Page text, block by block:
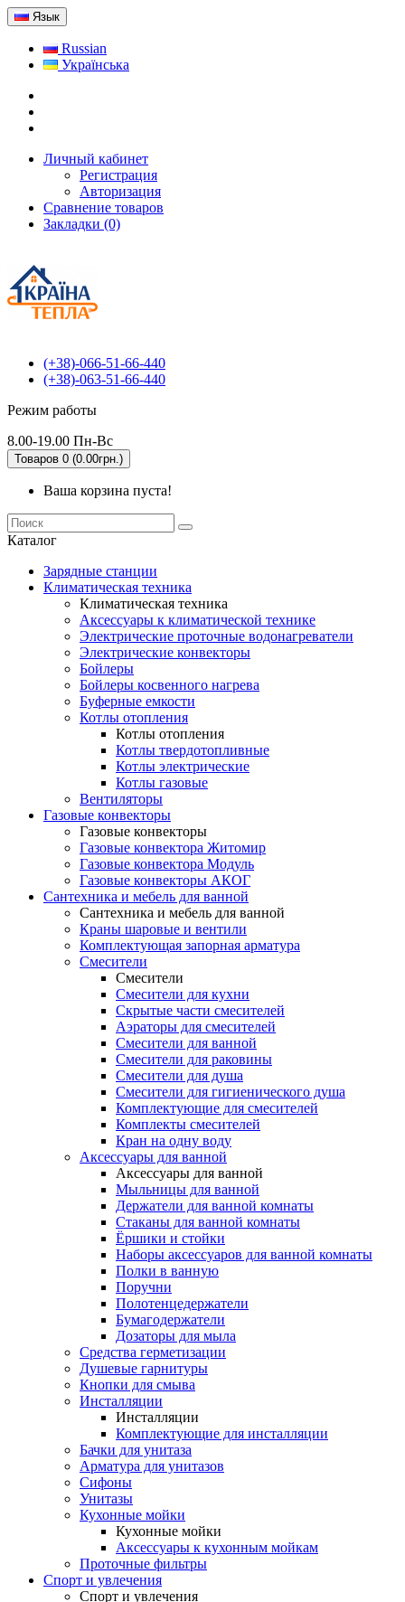
Язык
Russian
Українська
Личный кабинет
Регистрация
Авторизация
Сравнение товаров
Закладки (0)
(+38)-066-51-66-440
(+38)-063-51-66-440
Режим работы
8.00-19.00 Пн-Вс
Товаров 0 (0.00грн.)
Ваша корзина пуста!
Каталог
Зарядные станции
Климатическая техника
Климатическая техника
Аксессуары к климатической технике
Электрические проточные водонагреватели
Электрические конвекторы
Бойлеры
Бойлеры косвенного нагрева
Буферные емкости
Котлы отопления
Котлы отопления
Котлы твердотопливные
Котлы электрические
Котлы газовые
Вентиляторы
Газовые конвекторы
Газовые конвекторы
Газовые конвектора Житомир
Газовые конвектора Модуль
Газовые конвекторы АКОГ
Сантехника и мебель для ванной
Сантехника и мебель для ванной
Краны шаровые и вентили
Комплектующая запорная арматура
Смесители
Смесители
Смесители для кухни
Скрытые части смесителей
Аэраторы для смесителей
Смесители для ванной
Смесители для раковины
Смесители для душа
Смесители для гигиенического душа
Комплектующие для смесителей
Комплекты смесителей
Кран на одну воду
Аксессуары для ванной
Аксессуары для ванной
Мыльницы для ванной
Держатели для ванной комнаты
Стаканы для ванной комнаты
Ёршики и стойки
Наборы аксессуаров для ванной комнаты
Полки в ванную
Поручни
Полотенцедержатели
Бумагодержатели
Дозаторы для мыла
Средства герметизации
Душевые гарнитуры
Кнопки для смыва
Инсталляции
Инсталляции
Комплектующие для инсталляции
Бачки для унитаза
Арматура для унитазов
Сифоны
Унитазы
Кухонные мойки
Кухонные мойки
Аксессуары к кухонным мойкам
Проточные фильтры
Спорт и увлечения
Спорт и увлечения